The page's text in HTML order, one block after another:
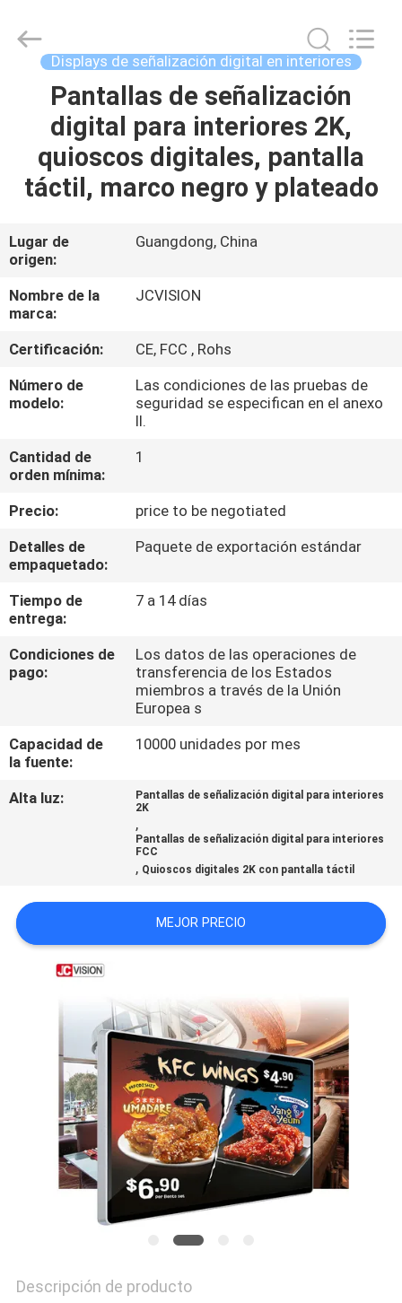
INICIO
PRODUCTOS
NOSOTROS
RECORRIDO
POR
LA
FÁBRICA
CONTROL
DE
CALIDAD
CONTACTA
CON
NOSOTROS
NOTICIAS
CASOS
DE
TRABAJO
MAPA
SITIO
POLÍTICA
PRIVACIDAD
Shenzhen
Junction
Interactive
Technology Displays de señalización digital en interiores
Pantallas de señalización
digital para interiores 2K,
quioscos digitales, pantalla
táctil, marco negro y plateado
Lugar de
origen:
Guangdong, China
Nombre de la
marca:
JCVISION
Certificación:
CE, FCC , Rohs
Número de
modelo:
Las condiciones de las pruebas de
seguridad se especifican en el anexo
II.
Cantidad de
orden mínima:
1
Precio:
price to be negotiated
Detalles de
empaquetado:
Paquete de exportación estándar
Tiempo de
entrega:
7 a 14 días
Condiciones de
pago:
Los datos de las operaciones de
transferencia de los Estados
miembros a través de la Unión
Europea s
Capacidad de
la fuente:
10000 unidades por mes
Alta luz:
Pantallas de señalización digital para interiores
2K
,
Pantallas de señalización digital para interiores
FCC
, Quioscos digitales 2K con pantalla táctil
MEJOR PRECIO
Descripción de producto